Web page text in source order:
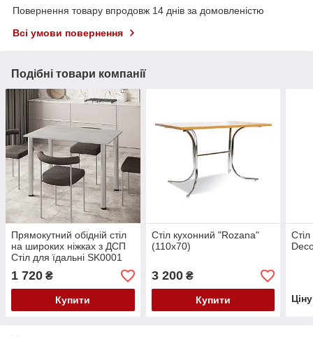
Повернення товару впродовж 14 днів за домовленістю
Всі умови повернення
Подібні товари компанії
Прямокутний обідній стіл
на широких ніжках з ДСП
Стіл для їдальні SK0001
Стіл для кухні
1 720 ₴
Купити
Стіл кухонний "Rozana"
(110x70)
3 200₴
Купити